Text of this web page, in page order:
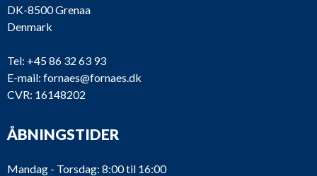
DK-8500 Grenaa
Denmark
Tel: +45 86 32 63 93
E-mail: fornaes@fornaes.dk
CVR: 16148202
ÅBNINGSTIDER
Mandag - Torsdag: 8:00 til 16:00